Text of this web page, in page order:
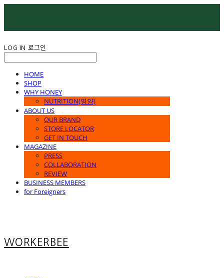
LOG IN 로그인
HOME
SHOP
WHY HONEY
NUTRITION(영양)
ABOUT US
OUR BRAND
STORE LOCATOR
GET IN TOUCH
MAGAZINE
PRESS
COLLABORATION
REVIEW
BUSINESS MEMBERS
for Foreigners
WORKERBEE